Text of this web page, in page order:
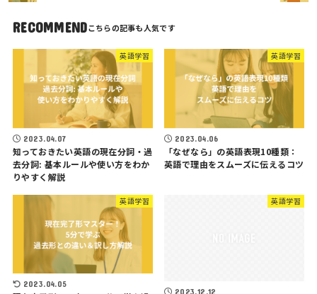
RECOMMEND
英語学習
2023.04.07
知っておきたい英語の現在分詞・過
去分詞: 基本ルールや使い方をわか
りやすく解説
英語学習
2023.04.06
「なぜなら」の英語表現10種類：
英語で理由をスムーズに伝えるコツ
英語学習
2023.04.05
英語学習
2023.12.12